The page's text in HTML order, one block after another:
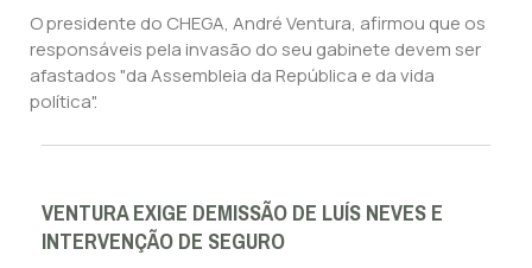
O presidente do CHEGA, André Ventura, afirmou que os
responsáveis pela invasão do seu gabinete devem ser
afastados "da Assembleia da República e da vida
política".
VENTURA EXIGE DEMISSÃO DE LUÍS NEVES E
INTERVENÇÃO DE SEGURO